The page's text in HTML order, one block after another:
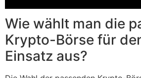
Wie wählt man die
Krypto-Börse für
Einsatz aus?